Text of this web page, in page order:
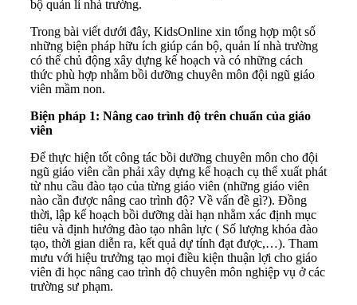
bộ quản lí nhà trường.
Trong bài viết dưới đây, KidsOnline xin tổng hợp một số
những biện pháp hữu ích giúp cán bộ, quản lí nhà trường
có thể chủ động xây dựng kế hoạch và có những cách
thức phù hợp nhằm bồi dưỡng chuyên môn đội ngũ giáo
viên mầm non.
Biện pháp 1: Nâng cao trình độ trên chuẩn của giáo
viên
Để thực hiện tốt công tác bồi dưỡng chuyên môn cho đội
ngũ giáo viên cần phải xây dựng kế hoạch cụ thể xuất phát
từ nhu cầu đào tạo của từng giáo viên (những giáo viên
nào cần được nâng cao trình độ? Về vấn đề gì?). Đồng
thời, lập kế hoạch bồi dưỡng dài hạn nhằm xác định mục
tiêu và định hướng đào tạo nhân lực ( Số lượng khóa đào
tạo, thời gian diễn ra, kết quả dự tính đạt được,…). Tham
mưu với hiệu trưởng tạo mọi điều kiện thuận lợi cho giáo
viên đi học nâng cao trình độ chuyên môn nghiệp vụ ở các
trường sư phạm.